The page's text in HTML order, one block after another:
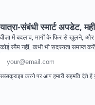
यात्रा-संबंधी स्मार्ट अपडेट,
वीज़ा में बदलाव, मार्गों के फिर से खुलने,
कोई स्पैम नहीं, कभी भी सदस्यता समाप्त
ईमेल पता
सब्सक्राइब करने पर आप हमारी सहमति देते हैं